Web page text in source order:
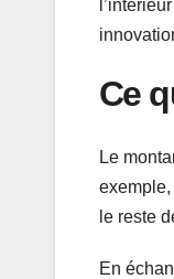
Ce
Le
le reste
En